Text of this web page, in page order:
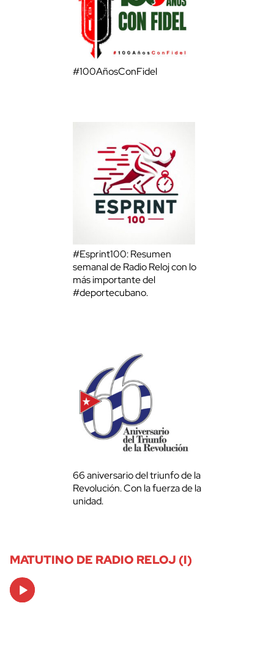
#100AñosConFidel
#Esprint100: Resumen
semanal de Radio Reloj con lo
más importante del
#deportecubano.
66 aniversario del triunfo de la
Revolución. Con la fuerza de la
unidad.
MATUTINO DE RADIO RELOJ (I)
Audio
Player